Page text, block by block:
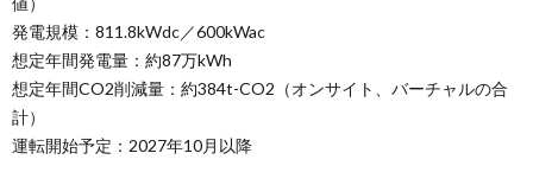
発電規模：811.8kWdc／600kWac
想定年間発電量：約87万kWh
想定年間CO2削減量：約384t-CO2（オンサイト、バーチャルの合
計）
運転開始予定：2027年10月以降